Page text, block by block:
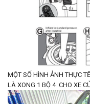
MỘT SỐ HÌNH ẢNH THỰC
LÀ XONG 1 BỘ 4 CHO XE